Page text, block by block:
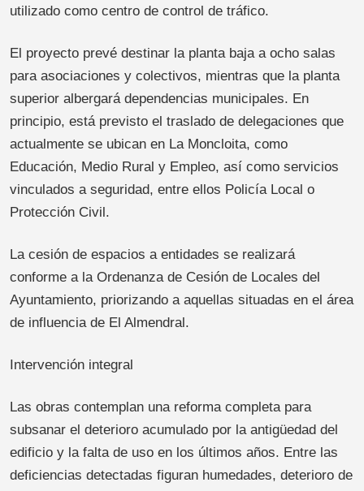
utilizado como centro de control de tráfico.
El proyecto prevé destinar la planta baja a ocho salas
para asociaciones y colectivos, mientras que la planta
superior albergará dependencias municipales. En
principio, está previsto el traslado de delegaciones que
actualmente se ubican en La Moncloita, como
Educación, Medio Rural y Empleo, así como servicios
vinculados a seguridad, entre ellos Policía Local o
Protección Civil.
La cesión de espacios a entidades se realizará
conforme a la Ordenanza de Cesión de Locales del
Ayuntamiento, priorizando a aquellas situadas en el área
de influencia de El Almendral.
Intervención integral
Las obras contemplan una reforma completa para
subsanar el deterioro acumulado por la antigüedad del
edificio y la falta de uso en los últimos años. Entre las
deficiencias detectadas figuran humedades, deterioro de